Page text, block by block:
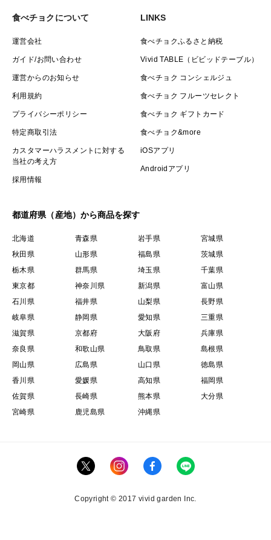
食べチョクについて
運営会社
ガイド/お問い合わせ
運営からのお知らせ
利用規約
プライバシーポリシー
特定商取引法
カスタマーハラスメントに対する
当社の考え方
採用情報
LINKS
食べチョクふるさと納税
Vivid TABLE（ビビッドテーブル）
食べチョク コンシェルジュ
食べチョク フルーツセレクト
食べチョク ギフトカード
食べチョク&more
iOSアプリ
Androidアプリ
都道府県（産地）から商品を探す
北海道 青森県 岩手県
宮城県
秋田県
山形県 福島県
茨城県
栃木県
群馬県 埼玉県
千葉県
東京都
神奈川県 新潟県
富山県
石川県
福井県 山梨県
長野県
岐阜県
静岡県 愛知県
三重県
滋賀県
京都府 大阪府
兵庫県
奈良県
和歌山県 鳥取県
島根県
岡山県
広島県 山口県
徳島県
香川県
愛媛県 高知県
福岡県
佐賀県
長崎県 熊本県
大分県
宮崎県
鹿児島県 沖縄県
Copyright © 2017 vivid garden Inc.